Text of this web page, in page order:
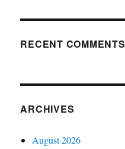
RECENT COMMENTS
ARCHIVES
August 2026